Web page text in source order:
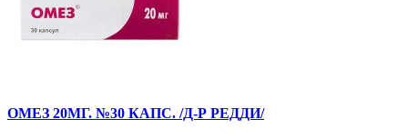
ОМЕЗ 20МГ. №30 КАПС. /Д-Р РЕДДИ/